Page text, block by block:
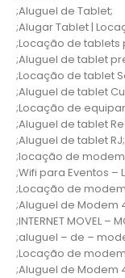
;Aluguel de Tablet;
;Alugar Tablet |
;Locação de tablets
;Aluguel de tablet
;Locação de tablet
;Aluguel de tablet
;Locação de
;Aluguel de tablet
;Aluguel de tablet RJ;
;locação de
;Wifi para Eventos –
;Locação de
;Aluguel de Modem
;INTERNET MOVEL –
;aluguel – de –
;Locação de
;Aluguel de Modem